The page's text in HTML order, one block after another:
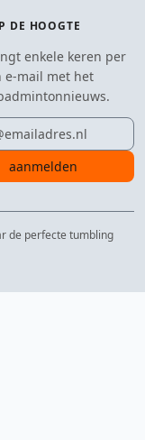
DE HOOGTE
enkele keren per
e-mail met het
aanmelden
de perfecte tumbling